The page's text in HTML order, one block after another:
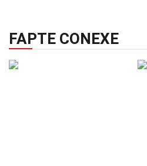
FAPTE CONEXE